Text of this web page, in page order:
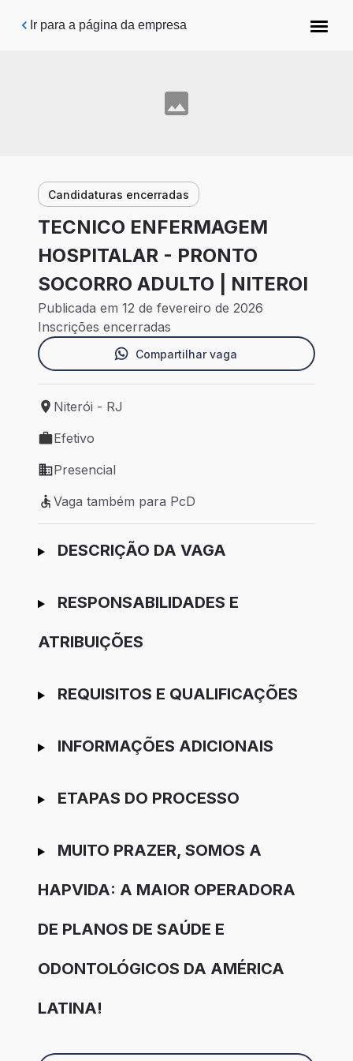
Pular para o conteúdo principal
Ir para a página da empresa
Candidaturas encerradas
TECNICO ENFERMAGEM
HOSPITALAR - PRONTO
SOCORRO ADULTO | NITEROI
Publicada em 12 de fevereiro de 2026
Inscrições encerradas
Compartilhar vaga
Local de trabalho: Niterói - RJ
Niterói - RJ
Tipo de vaga: Efetivo
Efetivo
Modelo de trabalho: Presencial
Presencial
Vaga também para PcD
Vaga também para PcD
Ir para candidatura
DESCRIÇÃO DA VAGA
RESPONSABILIDADES E
ATRIBUIÇÕES
REQUISITOS E QUALIFICAÇÕES
INFORMAÇÕES ADICIONAIS
ETAPAS DO PROCESSO
MUITO PRAZER, SOMOS A
HAPVIDA: A MAIOR OPERADORA
DE PLANOS DE SAÚDE E
ODONTOLÓGICOS DA AMÉRICA
LATINA!